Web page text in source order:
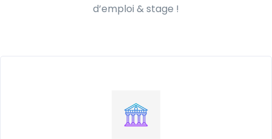
d’emploi & stage !